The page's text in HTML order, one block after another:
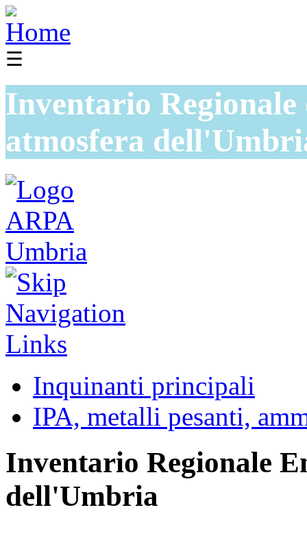
☰
Inventario
atmosfera
Inquinanti principali
IPA, metalli pesanti,
Inventario Regionale
dell'Umbria